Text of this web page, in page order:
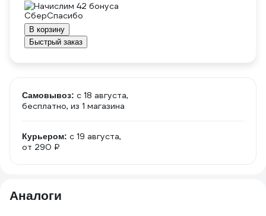
Начислим 42 бонуса
В корзину
Быстрый заказ
Самовывоз: c 18 августа,
бесплатно, из 1 магазина
Курьером: c 19 августа,
от 290 ₽
Аналоги